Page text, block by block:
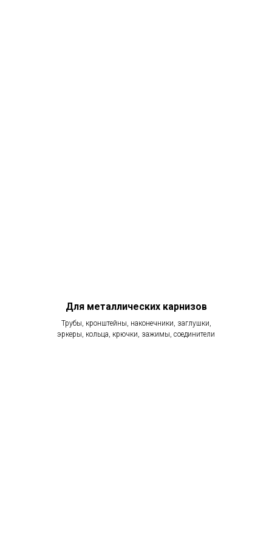
Для металлических карнизов
Трубы, кронштейны, наконечники, заглушки,
эркеры, кольца, крючки, зажимы, соединители